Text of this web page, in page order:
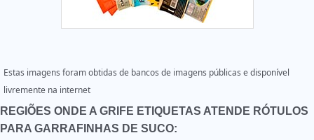
Estas imagens foram obtidas de bancos de imagens públicas e disponível
livremente na internet
REGIÕES ONDE A GRIFE ETIQUETAS ATENDE RÓTULOS
PARA GARRAFINHAS DE SUCO: